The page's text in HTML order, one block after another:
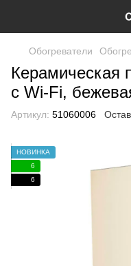
Обогреватели
Керамическая
с Wi-Fi,
Артикул: 51060006
НОВИНКА
6
6